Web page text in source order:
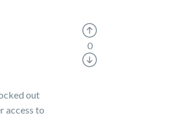
out
access to
0